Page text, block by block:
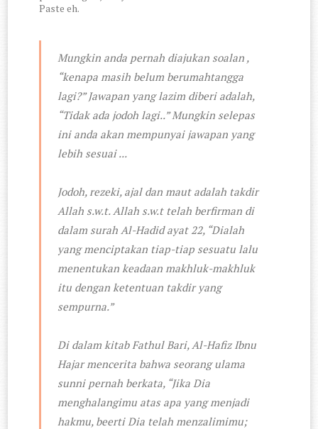
Paste eh.
Mungkin anda pernah diajukan soalan ,
“kenapa masih belum berumahtangga
lagi?” Jawapan yang lazim diberi adalah,
“Tidak ada jodoh lagi..” Mungkin selepas
ini anda akan mempunyai jawapan yang
lebih sesuai ...
Jodoh, rezeki, ajal dan maut adalah takdir
Allah s.w.t. Allah s.w.t telah berfirman di
dalam surah Al-Hadid ayat 22, “Dialah
yang menciptakan tiap-tiap sesuatu lalu
menentukan keadaan makhluk-makhluk
itu dengan ketentuan takdir yang
sempurna.”
Di dalam kitab Fathul Bari, Al-Hafiz Ibnu
Hajar mencerita bahwa seorang ulama
sunni pernah berkata, “Jika Dia
menghalangimu atas apa yang menjadi
hakmu, beerti Dia telah menzalimimu;